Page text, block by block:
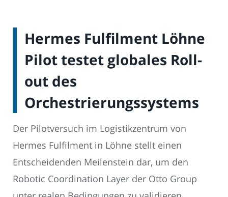
Hermes Fulfilment Löhne
Pilot testet globales Roll-
out des
Orchestrierungssystems
Der Pilotversuch im Logistikzentrum von
Hermes Fulfilment in Löhne stellt einen
Entscheidenden Meilenstein dar, um den
Robotic Coordination Layer der Otto Group